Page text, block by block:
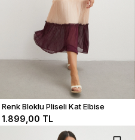
Renk Bloklu Pliseli Kat Elbise
1.899,00 TL